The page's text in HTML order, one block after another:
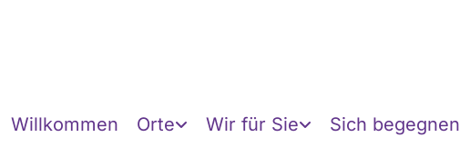
Willkommen Orte Wir für Sie Sich begegnen